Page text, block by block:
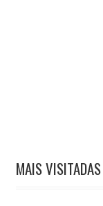
MAIS VISITADAS